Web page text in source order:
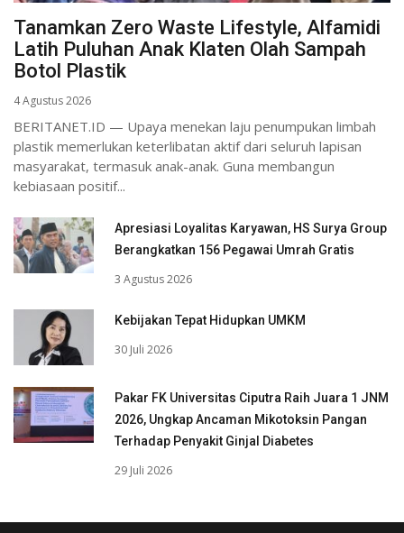
Tanamkan Zero Waste Lifestyle, Alfamidi
Latih Puluhan Anak Klaten Olah Sampah
Botol Plastik
4 Agustus 2026
BERITANET.ID — Upaya menekan laju penumpukan limbah
plastik memerlukan keterlibatan aktif dari seluruh lapisan
masyarakat, termasuk anak-anak. Guna membangun
kebiasaan positif...
Apresiasi Loyalitas Karyawan, HS Surya Group
Berangkatkan 156 Pegawai Umrah Gratis
3 Agustus 2026
Kebijakan Tepat Hidupkan UMKM
30 Juli 2026
Pakar FK Universitas Ciputra Raih Juara 1 JNM
2026, Ungkap Ancaman Mikotoksin Pangan
Terhadap Penyakit Ginjal Diabetes
29 Juli 2026